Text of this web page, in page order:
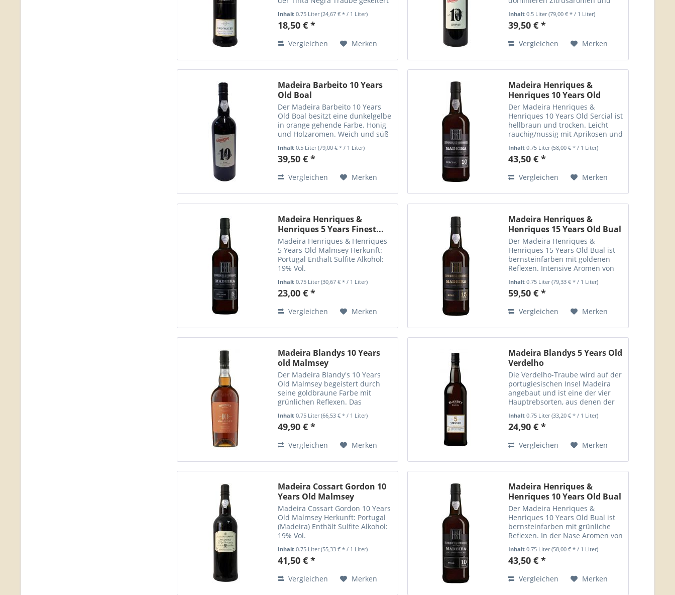
ein Klassiker vond er Sonneninsel
Madeira. Er wird 3 Jahre im
Inhalt0.75 Liter(24,67 € * / 1 Liter)
18,50 € *
Vergleichen Merken
eingebundener Säure und einem
langanhaltenden Abgang. Leicht
Inhalt0.5 Liter(79,00 € * / 1 Liter)
39,50 € *
Vergleichen Merken
Madeira Barbeito 10 Years
Old Boal
Der Madeira Barbeito 10 Years
Old Boal besitzt eine dunkelgelbe
in orange gehende Farbe. Honig
und Holzaromen. Weich und süß
Herkunft: Portugal Enthält Sulfite
Alkohol: 19% Vol.
Inhalt0.5 Liter(79,00 € * / 1 Liter)
39,50 € *
Vergleichen Merken
Madeira Henriques &
Henriques 10 Years Old
Sercial
Der Madeira Henriques &
Henriques 10 Years Old Sercial ist
hellbraun und trocken. Leicht
rauchig/nussig mit Aprikosen und
trpcken mit einer leichten Säuren
und Nuss- und Holzaromen. Sehr
Inhalt0.75 Liter(58,00 € * / 1 Liter)
43,50 € *
Vergleichen Merken
Madeira Henriques &
Henriques 5 Years Finest...
Madeira Henriques & Henriques
5 Years Old Malmsey Herkunft:
Portugal Enthält Sulfite Alkohol:
19% Vol.
Inhalt0.75 Liter(30,67 € * / 1 Liter)
23,00 € *
Vergleichen Merken
Madeira Henriques &
Henriques 15 Years Old Bual
Der Madeira Henriques &
Henriques 15 Years Old Bual ist
bernsteinfarben mit goldenen
Reflexen. Intensive Aromen von
komplexer Körper. Sehr gut
ausbalancierte Säure und ein
Inhalt0.75 Liter(79,33 € * / 1 Liter)
59,50 € *
Vergleichen Merken
Madeira Blandys 10 Years
old Malmsey
Der Madeira Blandy's 10 Years
Old Malmsey begeistert durch
seine goldbraune Farbe mit
grünlichen Reflexen. Das
gibt Holz, Trockenfrüchte, Toffee
und Gewürze frei. Der Madeira
Inhalt0.75 Liter(66,53 € * / 1 Liter)
49,90 € *
Vergleichen Merken
Madeira Blandys 5 Years Old
Verdelho
Die Verdelho-Traube wird auf der
portugiesischen Insel Madeira
angebaut und ist eine der vier
Hauptrebsorten, aus denen der
hergestellt wird. Der Blandys
Madeira 5 year old Verdlho ist ein
Inhalt0.75 Liter(33,20 € * / 1 Liter)
24,90 € *
Vergleichen Merken
Madeira Cossart Gordon 10
Years Old Malmsey
Madeira Cossart Gordon 10 Years
Old Malmsey Herkunft: Portugal
(Madeira) Enthält Sulfite Alkohol:
19% Vol.
Inhalt0.75 Liter(55,33 € * / 1 Liter)
41,50 € *
Vergleichen Merken
Madeira Henriques &
Henriques 10 Years Old Bual
Der Madeira Henriques &
Henriques 10 Years Old Bual ist
bernsteinfarben mit grünliche
Reflexen. In der Nase Aromen von
Vollmundig und weich am
Gaumen, dabei frisch und mit
Inhalt0.75 Liter(58,00 € * / 1 Liter)
43,50 € *
Vergleichen Merken